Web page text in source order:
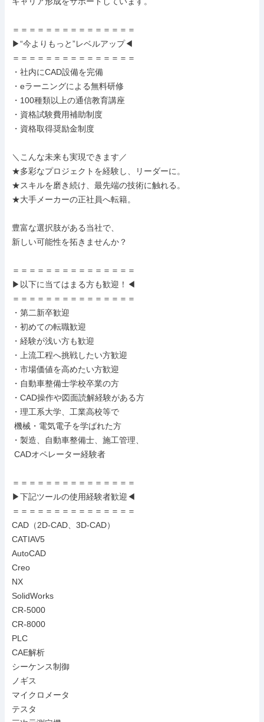
＝＝＝＝＝＝＝＝＝＝＝＝＝＝＝
▶“今よりもっと”レベルアップ◀
＝＝＝＝＝＝＝＝＝＝＝＝＝＝＝
・社内にCAD設備を完備
・eラーニングによる無料研修
・100種類以上の通信教育講座
・資格試験費用補助制度
・資格取得奨励金制度
＼こんな未来も実現できます／
★多彩なプロジェクトを経験し、リーダーに。
★スキルを磨き続け、最先端の技術に触れる。
★大手メーカーの正社員へ転籍。
豊富な選択肢がある当社で、
新しい可能性を拓きませんか？
＝＝＝＝＝＝＝＝＝＝＝＝＝＝＝
▶以下に当てはまる方も歓迎！◀
＝＝＝＝＝＝＝＝＝＝＝＝＝＝＝
・第二新卒歓迎
・初めての転職歓迎
・経験が浅い方も歓迎
・上流工程へ挑戦したい方歓迎
・市場価値を高めたい方歓迎
・自動車整備士学校卒業の方
・CAD操作や図面読解経験がある方
・理工系大学、工業高校等で
・製造、自動車整備士、施工管理、
＝＝＝＝＝＝＝＝＝＝＝＝＝＝＝
▶下記ツールの使用経験者歓迎◀
＝＝＝＝＝＝＝＝＝＝＝＝＝＝＝
CAD（2D-CAD、3D-CAD）
CATIAV5
AutoCAD
Creo
NX
SolidWorks
CR-5000
CR-8000
PLC
CAE解析
シーケンス制御
ノギス
マイクロメータ
テスタ